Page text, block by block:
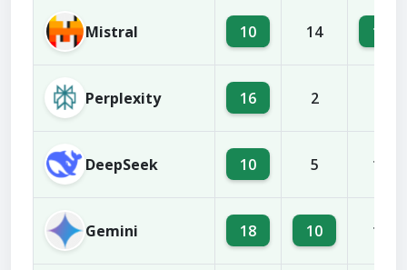
Mistral 10 14 16
Perplexity 16 2
DeepSeek 10 5 14
Gemini 18 10 14